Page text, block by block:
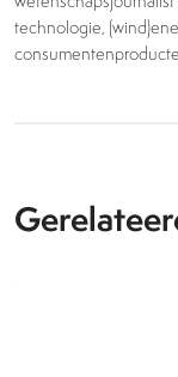
technologie,